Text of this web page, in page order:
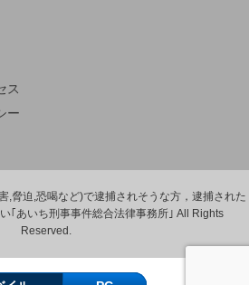
ス
ー
,脅迫,恐喝など)で逮捕されそうな方，逮捕された
｢あいち刑事事件総合法律事務所｣ All Rights
Reserved.